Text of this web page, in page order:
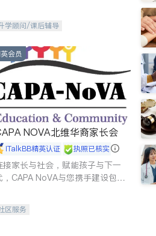
学顾问/课后辅导
会员
NOVA北维华裔家长会
iTalkBB精英认证 执照已核实
接家长与社会，赋能孩子与下一
，CAPA NoVA与您携手建设包
区服务